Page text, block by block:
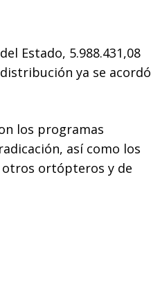
Estado, 5.988.431,08
ya se acordó
los programas
así como los
otros ortópteros y de